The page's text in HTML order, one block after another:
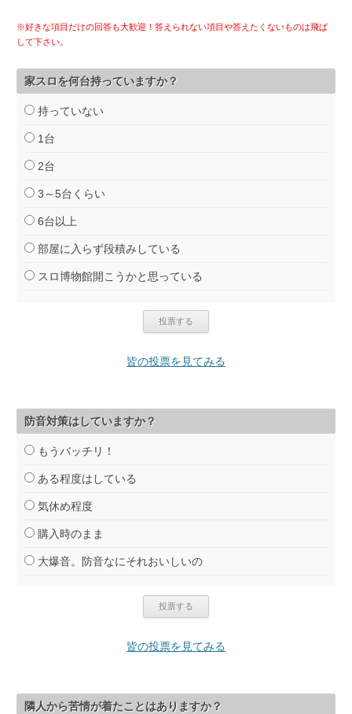
※好きな項目だけの回答も大歓迎！答えられない項目や答えたくないものは飛ば
して下さい。
家スロを何台持っていますか？
持っていない
1台
2台
3～5台くらい
6台以上
部屋に入らず段積みしている
スロ博物館開こうかと思っている
皆の投票を見てみる
防音対策はしていますか？
もうバッチリ！
ある程度はしている
気休め程度
購入時のまま
大爆音。防音なにそれおいしいの
皆の投票を見てみる
隣人から苦情が着たことはありますか？